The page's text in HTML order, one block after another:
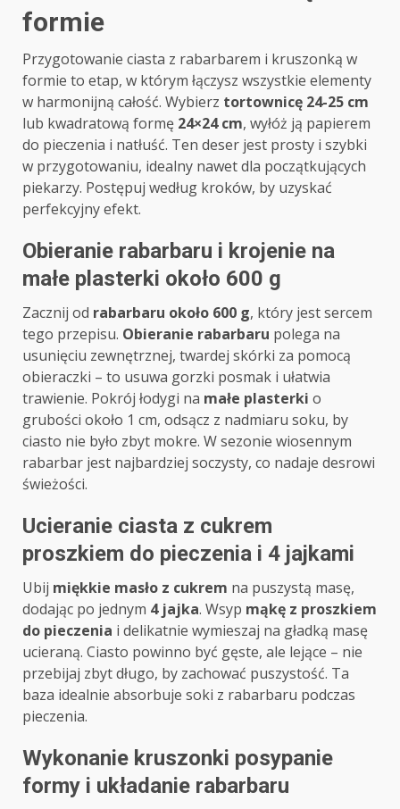
formie
Przygotowanie ciasta z rabarbarem i kruszonką w
formie to etap, w którym łączysz wszystkie elementy
w harmonijną całość. Wybierz tortownicę 24-25 cm
lub kwadratową formę 24×24 cm, wyłóż ją papierem
do pieczenia i natłuść. Ten deser jest prosty i szybki
w przygotowaniu, idealny nawet dla początkujących
piekarzy. Postępuj według kroków, by uzyskać
perfekcyjny efekt.
Obieranie rabarbaru i krojenie na
małe plasterki około 600 g
Zacznij od rabarbaru około 600 g, który jest sercem
tego przepisu. Obieranie rabarbaru polega na
usunięciu zewnętrznej, twardej skórki za pomocą
obieraczki – to usuwa gorzki posmak i ułatwia
trawienie. Pokrój łodygi na małe plasterki o
grubości około 1 cm, odsącz z nadmiaru soku, by
ciasto nie było zbyt mokre. W sezonie wiosennym
rabarbar jest najbardziej soczysty, co nadaje desrowi
świeżości.
Ucieranie ciasta z cukrem
proszkiem do pieczenia i 4 jajkami
Ubij miękkie masło z cukrem na puszystą masę,
dodając po jednym 4 jajka. Wsyp mąkę z proszkiem
do pieczenia i delikatnie wymieszaj na gładką masę
ucieraną. Ciasto powinno być gęste, ale lejące – nie
przebijaj zbyt długo, by zachować puszystość. Ta
baza idealnie absorbuje soki z rabarbaru podczas
pieczenia.
Wykonanie kruszonki posypanie
formy i układanie rabarbaru